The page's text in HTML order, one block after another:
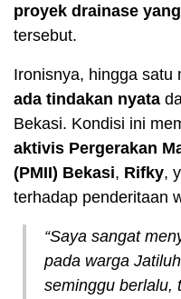
proyek drainase
tersebut.
Ironisnya, hingga satu
ada tindakan nyata
Bekasi. Kondisi ini
aktivis Pergerakan
(PMII) Bekasi, Rifky,
terhadap penderitaan
“Saya sangat
pada warga
seminggu berlalu,